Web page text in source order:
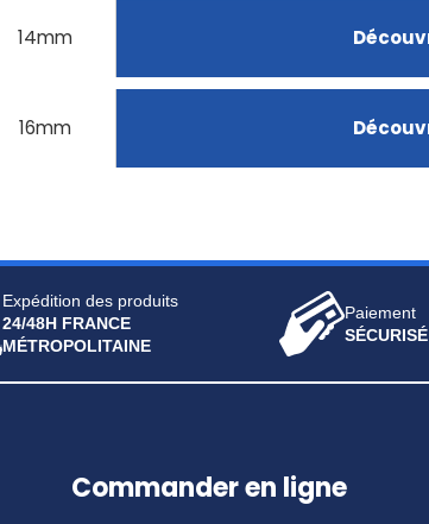
14mm
16mm
Expédition des produits
24/48H FRANCE
MÉTROPOLITAINE
Paiement
SÉCURISÉ
Commander en ligne